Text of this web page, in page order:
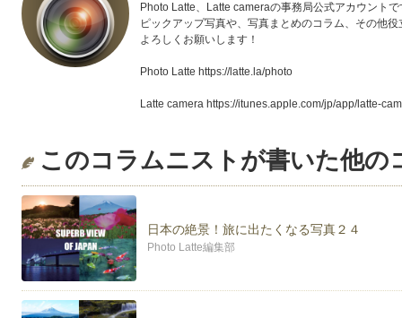
Photo Latte、Latte cameraの事務局公式アカウントで
ピックアップ写真や、写真まとめのコラム、その他
よろしくお願いします！
Photo Latte https://latte.la/photo
Latte camera https://itunes.apple.com/jp/app/latte-
Facebookページ https://www.facebook.com/
是非、フォローお願いします！
このコラムニストが書いた他の
日本の絶景！旅に出たくなる写真２４
Photo Latte編集部